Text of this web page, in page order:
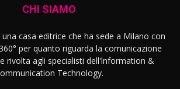
CHI SIAMO
casa editrice che ha sede a Milano con
per quanto riguarda la comunicazione
rivolta agli specialisti dell'lnformation &
Technology.